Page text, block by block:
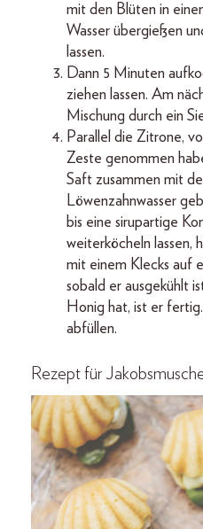
mit den Blüten in
Wasser übergießen
lassen.
Dann 5 Minuten
ziehen lassen. Am
Mischung durch ein
Parallel die Zitrone,
Zeste genommen
Saft zusammen mit
Löwenzahnwasser
bis eine sirupartige
weiterköcheln lassen,
mit einem Klecks auf
sobald er ausgekühlt
Honig hat, ist er
abfüllen.
Rezept für